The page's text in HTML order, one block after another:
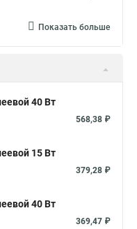
Показать больше
40 Вт
568,38 ₽
15 Вт
379,28 ₽
40 Вт
369,47 ₽